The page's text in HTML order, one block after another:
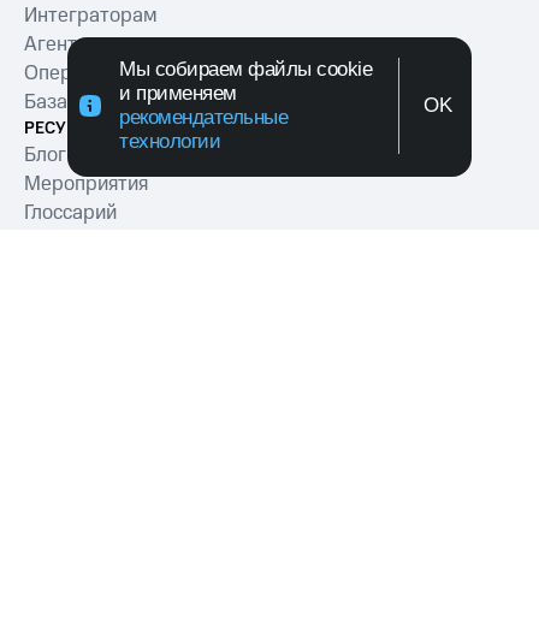
Мы собираем файлы cookie
и применяем
рекомендательные
технологии
OK
Интеграторам
Агентам
Операторам
База знаний
РЕСУРСЫ
Блог
Мероприятия
Глоссарий